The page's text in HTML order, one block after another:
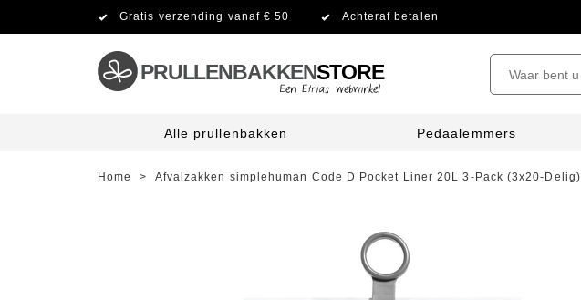
Gratis verzending vanaf € 50 Achteraf betalen
PRULLENBAKKENSTORE
Alle prullenbakken Pedaalemmers
Home > Afvalzakken simplehuman Code D Pocket Liner 20L 3-Pack (3x20-Delig)